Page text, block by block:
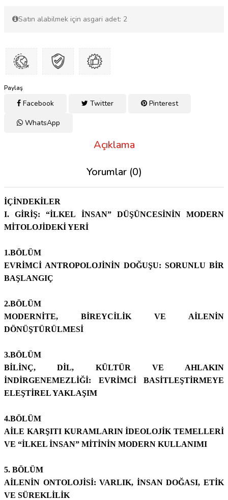
Satın alabilmek için asgari adet: 2
Paylaş
Facebook Twitter
Pinterest
WhatsApp
Açıklama
Yorumlar (0)
İÇİNDEKİLER
I. GİRİŞ: “İLKEL İNSAN” DÜŞÜNCESİNİN MODERN
MİTOLOJİDEKİ YERİ
1.BÖLÜM
EVRİMCİ ANTROPOLOJİNİN DOĞUŞU: SORUNLU BİR
BAŞLANGIÇ
2.BÖLÜM
MODERNİTE, BİREYCİLİK VE AİLENİN
DÖNÜŞTÜRÜLMESİ
3.BÖLÜM
BİLİNÇ, DİL, KÜLTÜR VE AHLAKIN
İNDİRGENEMEZLİĞİ: EVRİMCİ BASİTLEŞTİRMEYE
ELEŞTİREL YAKLAŞIM
4.BÖLÜM
AİLE KARŞITI KURAMLARIN İDEOLOJİK TEMELLERİ
VE “İLKEL İNSAN” MİTİNİN MODERN KULLANIMI
5. BÖLÜM
AİLENİN ONTOLOJİSİ: VARLIK, İNSAN DOĞASI, ETİK
VE SÜREKLİLİK